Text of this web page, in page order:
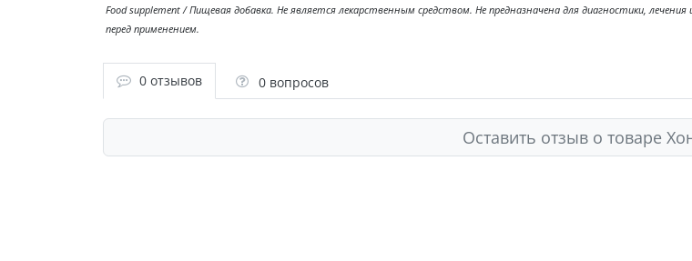
Food supplement / Пищевая добавка. Не является лекарственным средством. Не предназначена для диагностики,
перед применением.
0 отзывов 0 вопросов
Оставить отзыв о товаре